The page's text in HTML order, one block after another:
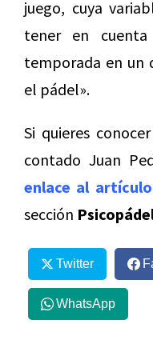
juego, cuya
tener en
temporada en un
el pádel».
Si quieres
contado Juan
enlace al
sección
Twitter
WhatsApp